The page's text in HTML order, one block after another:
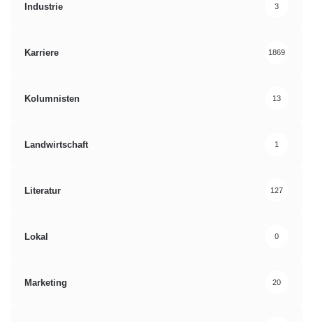
Industrie 3
Karriere 1869
Kolumnisten 13
Landwirtschaft 1
Literatur 127
Lokal 0
Marketing 20